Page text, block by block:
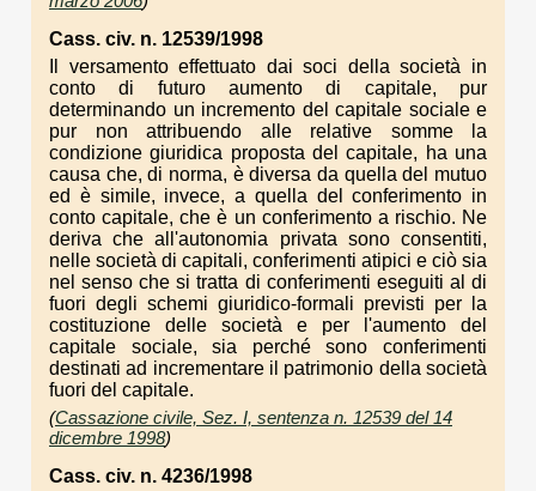
Cass. civ. n. 12539/1998
Il versamento effettuato dai soci della società in
conto di futuro aumento di capitale, pur
determinando un incremento del capitale sociale e
pur non attribuendo alle relative somme la
condizione giuridica proposta del capitale, ha una
causa che, di norma, è diversa da quella del mutuo
ed è simile, invece, a quella del conferimento in
conto capitale, che è un conferimento a rischio. Ne
deriva che all'autonomia privata sono consentiti,
nelle società di capitali, conferimenti atipici e ciò sia
nel senso che si tratta di conferimenti eseguiti al di
fuori degli schemi giuridico-formali previsti per la
costituzione delle società e per l'aumento del
capitale sociale, sia perché sono conferimenti
destinati ad incrementare il patrimonio della società
fuori del capitale.
(Cassazione civile, Sez. I, sentenza n. 12539 del 14
dicembre 1998)
Cass. civ. n. 4236/1998